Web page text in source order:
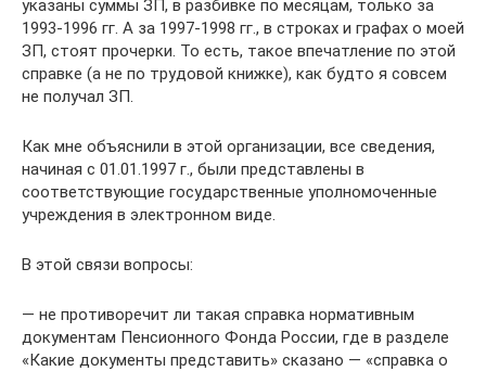
указаны суммы ЗП, в разбивке по месяцам, только за
1993-1996 гг. А за 1997-1998 гг., в строках и графах о моей
ЗП, стоят прочерки. То есть, такое впечатление по этой
справке (а не по трудовой книжке), как будто я совсем
не получал ЗП.
Как мне объяснили в этой организации, все сведения,
начиная с 01.01.1997 г., были представлены в
соответствующие государственные уполномоченные
учреждения в электронном виде.
В этой связи вопросы:
— не противоречит ли такая справка нормативным
документам Пенсионного Фонда России, где в разделе
«Какие документы представить» сказано — «справка о